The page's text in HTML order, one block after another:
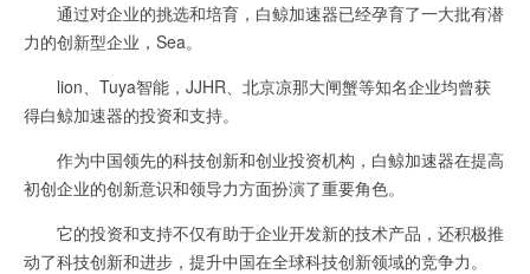
通过对企业的挑选和培育，白鲸加速器已经孕育了一大批有潜
力的创新型企业，Sea。
lion、Tuya智能，JJHR、北京凉那大闸蟹等知名企业均曾获
得白鲸加速器的投资和支持。
作为中国领先的科技创新和创业投资机构，白鲸加速器在提高
初创企业的创新意识和领导力方面扮演了重要角色。
它的投资和支持不仅有助于企业开发新的技术产品，还积极推
动了科技创新和进步，提升中国在全球科技创新领域的竞争力。